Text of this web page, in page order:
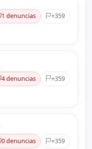
1 denuncias
+359
4 denuncias
+359
0 denuncias
+359